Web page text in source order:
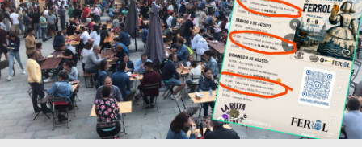
Gastronomía
Escenarios
Sostenibilidad